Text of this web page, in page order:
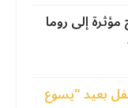
إلى روما
بعيد "يسوع